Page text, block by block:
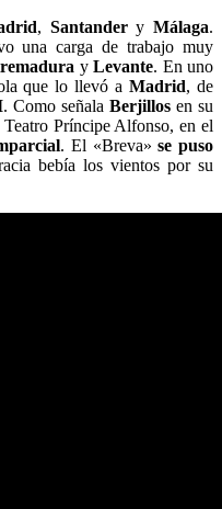
, SantanderyMálaga.
una carga de trabajo muy
y Levante. En uno
que lo llevó aMadrid, de
. Como señala Berjillosen su
Príncipe Alfonso, en el
. El «Breva»se puso
bebía los vientos por su